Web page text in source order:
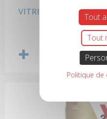
VITRIFICATEUR Tout
Tout
Politique de